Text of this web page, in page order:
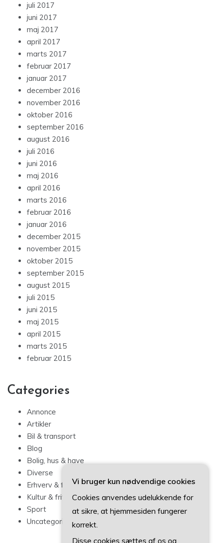
juli 2017
juni 2017
maj 2017
april 2017
marts 2017
februar 2017
januar 2017
december 2016
november 2016
oktober 2016
september 2016
august 2016
juli 2016
juni 2016
maj 2016
april 2016
marts 2016
februar 2016
januar 2016
december 2015
november 2015
oktober 2015
september 2015
august 2015
juli 2015
juni 2015
maj 2015
april 2015
marts 2015
februar 2015
Categories
Annonce
Artikler
Bil & transport
Blog
Bolig, hus & have
Diverse
Erhverv & forbrug
Kultur & fritid
Sport
Uncategorized
Vi bruger kun nødvendige cookies
Cookies anvendes udelukkende for
at sikre, at hjemmesiden fungerer
korrekt.
Disse cookies sættes af os og